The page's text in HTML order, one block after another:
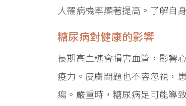
人罹病機率顯著提高。了解自
糖尿病對健康的影響
長期高血糖會損害血管，影響
疫力。皮膚問題也不容忽視，
瘍。嚴重時，糖尿病足可能導